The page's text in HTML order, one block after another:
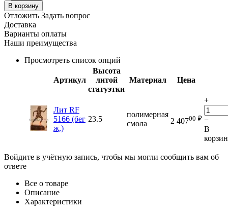
В корзину
Отложить Задать вопрос
Доставка
Варианты оплаты
Наши преимущества
Просмотреть список опций
Артикул
Высота
литой
статуэтки
Материал Цена
Лит RF
5166 (бег
ж,)
23.5
полимерная
смола
2 40700 ₽
+
−
В
Войдите в учётную запись, чтобы мы могли сообщить вам об
ответе
Все о товаре
Описание
Характеристики